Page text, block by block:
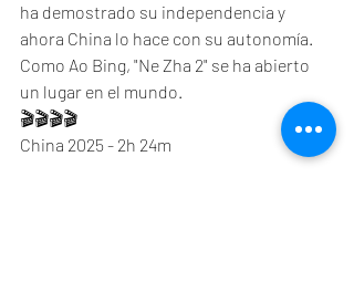
ha demostrado su independencia y
ahora China lo hace con su autonomía.
Como Ao Bing, "Ne Zha 2" se ha abierto
un lugar en el mundo.
🎬🎬🎬🎬
China 2025 - 2h 24m